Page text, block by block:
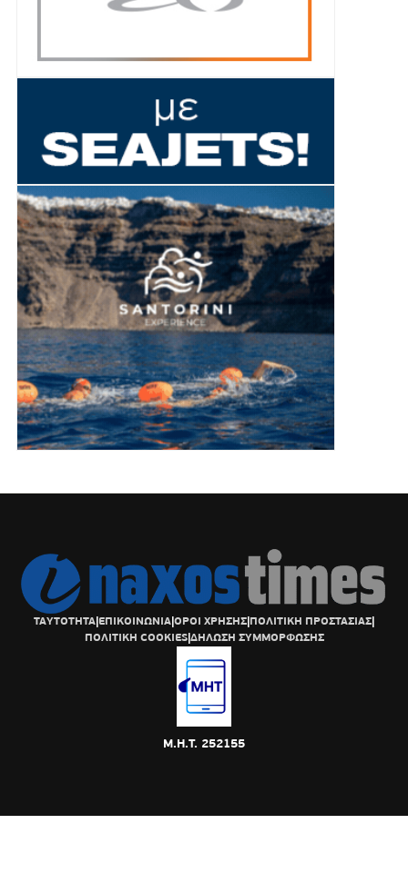
ΤΑΥΤΟΤΗΤΑ|ΕΠΙΚΟΙΝΩΝΙΑ|ΟΡΟΙ ΧΡΗΣΗΣ|ΠΟΛΙΤΙΚΗ ΠΡΟΣΤΑΣΙΑΣ|
ΠΟΛΙΤΙΚΗ COOKIES|ΔΗΛΩΣΗ ΣΥΜΜΟΡΦΩΣΗΣ
Μ.Η.Τ. 252155